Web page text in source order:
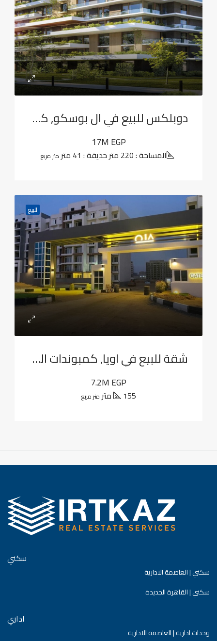
دوبلكس للبيع في ال بوسكو, كمبوندات العاصمة الإدارية الجديدة
17M EGP
المساحة : 220 متر حديقة : 41 متر متر مربع
للبيع
شقة للبيع في اويا, كمبوندات العاصمة الإدارية الجديدة
7.2M EGP
155 متر متر مربع
سكني
سكني | العاصمة الادارية
سكني | القاهرة الجديدة
اداري
وحدات ادارية | العاصمة الادارية